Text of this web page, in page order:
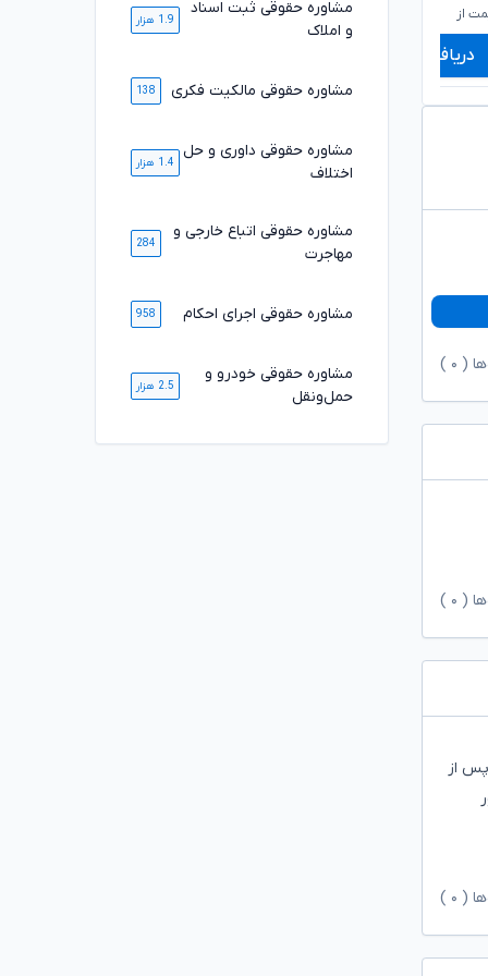
از ۵۵۰,۰۰۰تومان
دریافت مشاوره
شروع قیمت از ۸۹۸,۰۰۰
( ۰
( ۰
‌پس از
( ۰
مشاوره حقوقی ثبت اسناد
و املاک
1.9 هزار
مشاوره حقوقی مالکیت فکری 138
مشاوره حقوقی داوری و حل
اختلاف
1.4 هزار
مشاوره حقوقی اتباع خارجی و
مهاجرت
284
مشاوره حقوقی اجرای احکام 958
مشاوره حقوقی خودرو و
حمل‌ونقل
2.5 هزار